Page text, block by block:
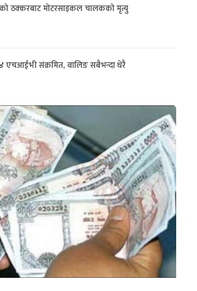
ठक्करबाट मोटरसाइकल चालकको मृत्यु
एचआईभी संक्रमित, वालिङ सबैभन्दा धेरै